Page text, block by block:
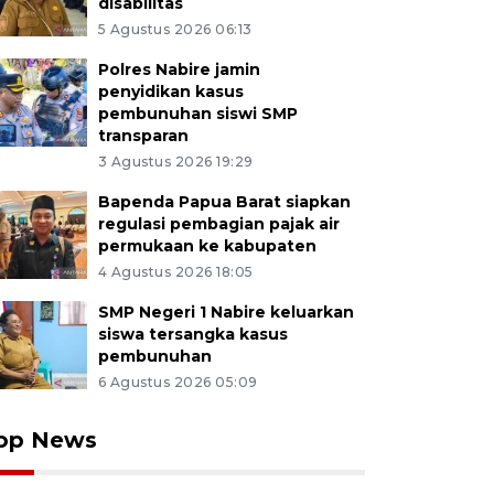
5 Agustus 2026 06:13
Polres Nabire jamin
penyidikan kasus
pembunuhan siswi SMP
transparan
3 Agustus 2026 19:29
Bapenda Papua Barat siapkan
regulasi pembagian pajak air
permukaan ke kabupaten
4 Agustus 2026 18:05
SMP Negeri 1 Nabire keluarkan
siswa tersangka kasus
pembunuhan
6 Agustus 2026 05:09
News